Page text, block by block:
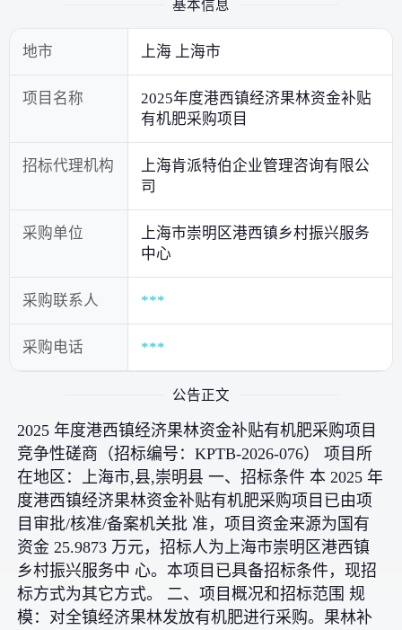
基本信息
地市 上海 上海市
项目名称
2025年度港西镇经济果林资金补贴
有机肥采购项目
招标代理机构
上海肯派特伯企业管理咨询有限公
司
采购单位
上海市崇明区港西镇乡村振兴服务
中心
采购联系人 ***
采购电话 ***
公告正文
2025 年度港西镇经济果林资金补贴有机肥采购项目
竞争性磋商（招标编号：KPTB-2026-076） 项目所
在地区：上海市,县,崇明县 一、招标条件 本 2025 年
度港西镇经济果林资金补贴有机肥采购项目已由项
目审批/核准/备案机关批 准，项目资金来源为国有
资金 25.9873 万元，招标人为上海市崇明区港西镇
乡村振兴服务中 心。本项目已具备招标条件，现招
标方式为其它方式。 二、项目概况和招标范围 规
模：对全镇经济果林发放有机肥进行采购。果林补